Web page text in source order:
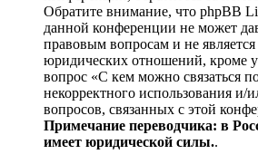
Обратите внимание, что phpBB
данной конференции не может
правовым вопросам и не
юридических отношений, кроме
вопрос «С кем можно связаться
некорректного использования и/
вопросов, связанных с этой
Примечание переводчика: в
имеет юридической силы..